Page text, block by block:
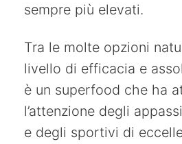
sempre più elevati.
Tra le molte opzioni
livello di efficacia e
è un superfood che ha
l’attenzione degli
e degli sportivi di